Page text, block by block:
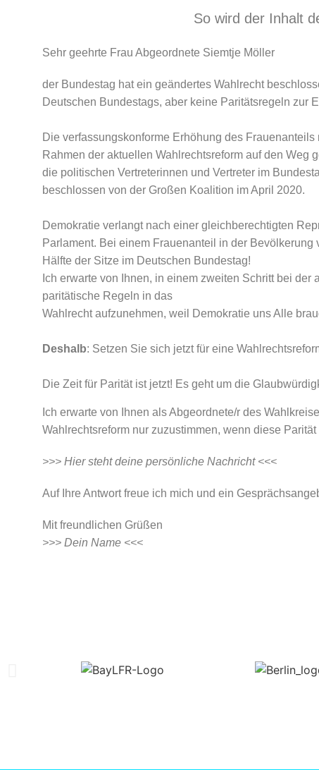
So wird der Inhalt
Sehr geehrte Frau Abgeordnete Siemtje Möller
der Bundestag hat ein geändertes Wahlrecht
Deutschen Bundestags, aber keine Paritätsregeln zur
Die verfassungskonforme Erhöhung des
Rahmen der aktuellen Wahlrechtsreform auf den Weg
die politischen Vertreterinnen und Vertreter im
beschlossen von der Großen Koalition im April 2020.
Demokratie verlangt nach einer gleichberechtigten
Parlament. Bei einem Frauenanteil in der Bevölkerung
Hälfte der Sitze im Deutschen Bundestag!
Ich erwarte von Ihnen, in einem zweiten Schritt bei
paritätische Regeln in das
Wahlrecht aufzunehmen, weil Demokratie uns Alle
Deshalb: Setzen Sie sich jetzt für eine
Die Zeit für Parität ist jetzt! Es geht um die
Ich erwarte von Ihnen als Abgeordnete/r des
Wahlrechtsreform nur zuzustimmen, wenn diese
>>> Hier steht deine persönliche Nachricht <<<
Auf Ihre Antwort freue ich mich und ein
Mit freundlichen Grüßen
>>> Dein Name <<<